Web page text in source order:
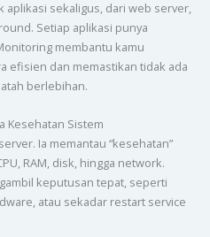
aplikasi sekaligus, dari web server,
Setiap aplikasi punya
membantu kamu
efisien dan memastikan tidak ada
berlebihan.
Kesehatan Sistem
Ia memantau “kesehatan”
RAM, disk, hingga network.
keputusan tepat, seperti
atau sekadar restart service